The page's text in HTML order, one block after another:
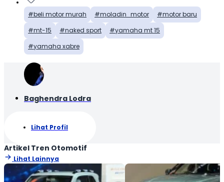
beli motor murah moladin_motor
motor baru
mt-15
naked sport
yamaha mt 15
yamaha xabre
Baghendra Lodra
Lihat Profil
Artikel Tren Otomotif
Lihat Lainnya